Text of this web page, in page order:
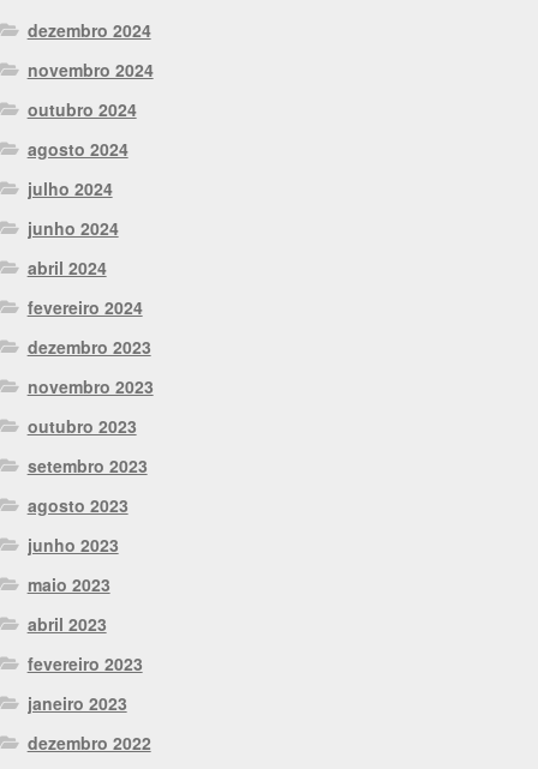
dezembro 2024
novembro 2024
outubro 2024
agosto 2024
julho 2024
junho 2024
abril 2024
fevereiro 2024
dezembro 2023
novembro 2023
outubro 2023
setembro 2023
agosto 2023
junho 2023
maio 2023
abril 2023
fevereiro 2023
janeiro 2023
dezembro 2022